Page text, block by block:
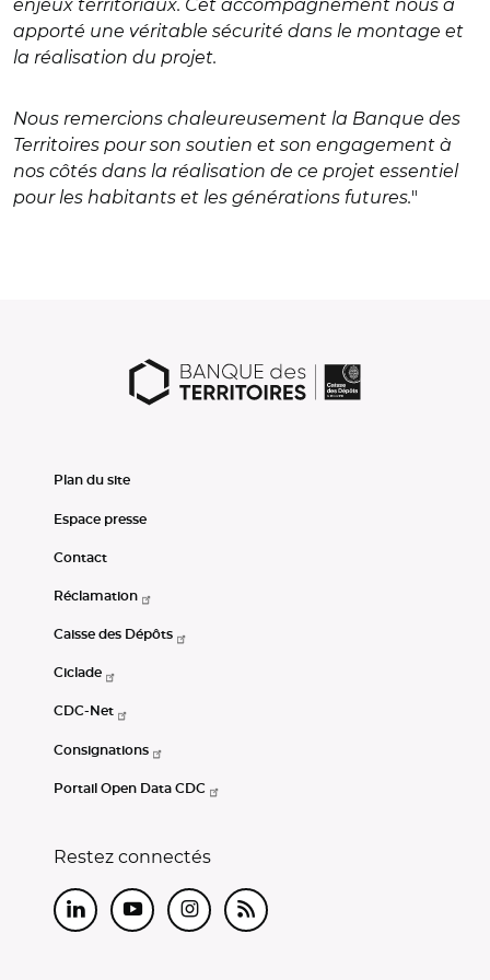
enjeux territoriaux. Cet accompagnement nous a
apporté une véritable sécurité dans le montage et
la réalisation du projet.
Nous remercions chaleureusement la Banque des
Territoires pour son soutien et son engagement à
nos côtés dans la réalisation de ce projet essentiel
pour les habitants et les générations futures."
Plan du site
Espace presse
Contact
Réclamation
Caisse des Dépôts
Ciclade
CDC-Net
Consignations
Portail Open Data CDC
Restez connectés
LinkedInYoutubeInstagram
RSS